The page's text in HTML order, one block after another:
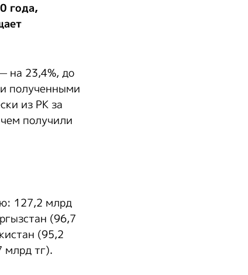
года,
на 23,4%, до
полученными
из РК за
получили
127,2 млрд
(96,7
(95,2
млрд тг).